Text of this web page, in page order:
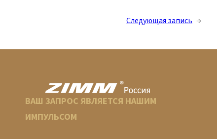
Следующая запись →
ВАШ ЗАПРОС ЯВЛЯЕТСЯ НАШИМ
ИМПУЛЬСОМ